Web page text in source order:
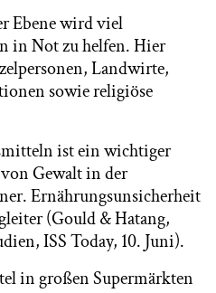
Ebene wird viel
in Not zu helfen. Hier
Landwirte,
sowie religiöse
ist ein wichtiger
Gewalt in der
Ernährungsunsicherheit
(Gould & Hatang,
ISS Today, 10. Juni).
in großen Supermärkten